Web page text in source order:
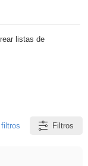
listas de
filtros Filtros